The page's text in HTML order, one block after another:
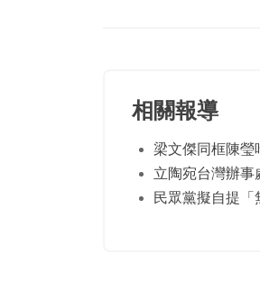
相關報導
梁文傑同框陳
立陶宛台灣辦事
民眾黨擬自提